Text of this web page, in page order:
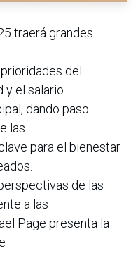
traerá grandes
del
y el salario
dando paso
las
para el bienestar
de las
a las
Page presenta la